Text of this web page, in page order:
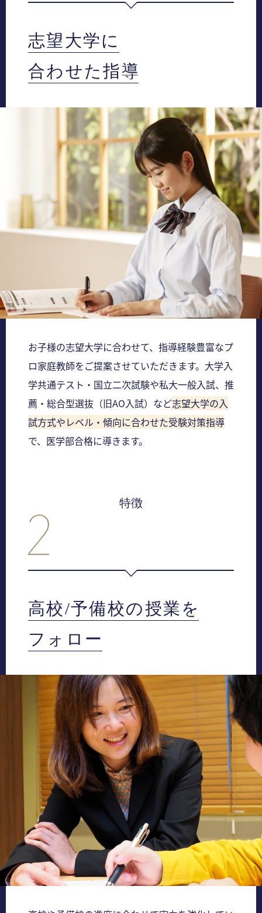
志望大学に
合わせた指導
お子様の志望大学に合わせて、指導経験豊富なプ
ロ家庭教師をご提案させていただきます。大学入
学共通テスト・国立二次試験や私大一般入試、推
薦・総合型選抜（旧AO入試）など志望大学の入
試方式やレベル・傾向に合わせた受験対策指導
で、医学部合格に導きます。
特徴
高校/予備校の授業を
フォロー